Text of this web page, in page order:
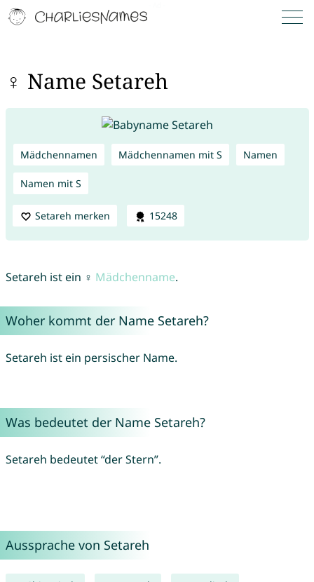
♀ Name Setareh
Mädchennamen Mädchennamen mit S Namen
Namen mit S
Setareh merken 15248
Setareh ist ein ♀ Mädchenname.
Woher kommt der Name Setareh?
Setareh ist ein persischer Name.
Was bedeutet der Name Setareh?
Setareh bedeutet “der Stern”.
Aussprache von Setareh